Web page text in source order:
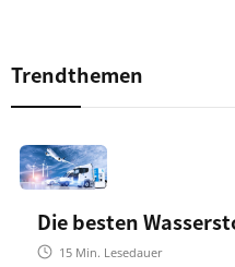
Trendthemen
Die besten
15 Min. Lesedauer